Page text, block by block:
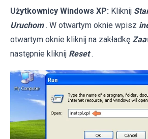
Użytkownicy Windows XP: Kliknij
Uruchom . W otwartym oknie wpisz
otwartym oknie kliknij na zakładkę
następnie kliknij Reset .